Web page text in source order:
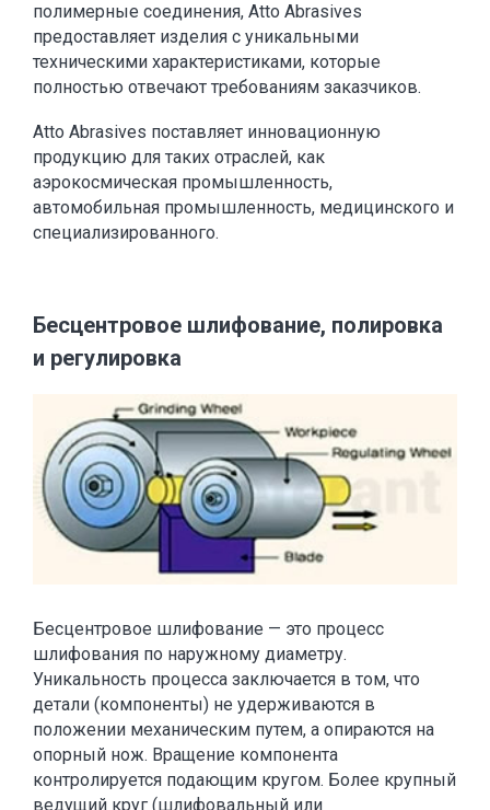
полимерные соединения, Atto Abrasives
предоставляет изделия с уникальными
техническими характеристиками, которые
полностью отвечают требованиям заказчиков.
Atto Abrasives поставляет инновационную
продукцию для таких отраслей, как
аэрокосмическая промышленность,
автомобильная промышленность, медицинского и
специализированного.
Бесцентровое шлифование, полировка
и регулировка
Бесцентровое шлифование — это процесс
шлифования по наружному диаметру.
Уникальность процесса заключается в том, что
детали (компоненты) не удерживаются в
положении механическим путем, а опираются на
опорный нож. Вращение компонента
контролируется подающим кругом. Более крупный
ведущий круг (шлифовальный или